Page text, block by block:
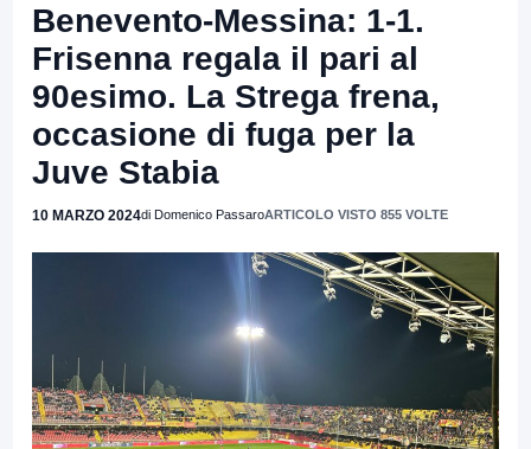
Benevento-Messina: 1-1.
Frisenna regala il pari al
90esimo. La Strega frena,
occasione di fuga per la
Juve Stabia
10 MARZO 2024di Domenico PassaroARTICOLO VISTO 855 VOLTE